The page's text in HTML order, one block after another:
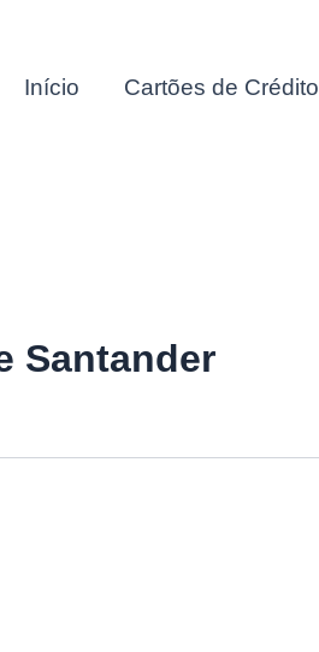
Início Cartões de Crédito
Santander